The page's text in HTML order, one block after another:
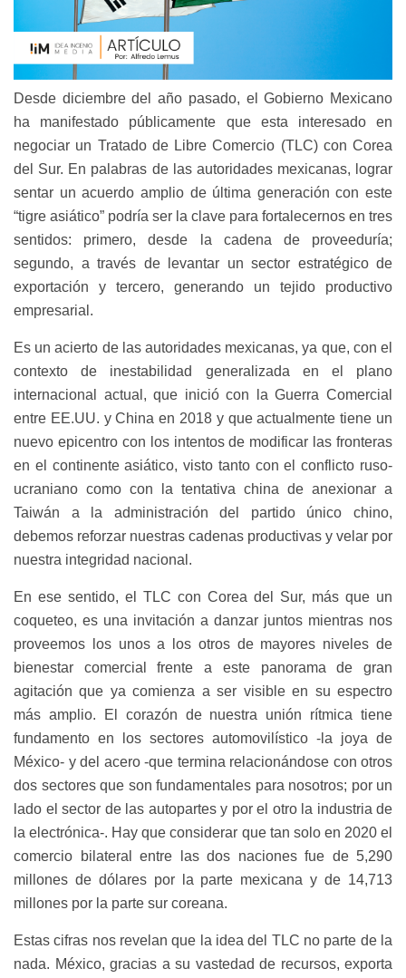
Desde diciembre del año pasado, el Gobierno Mexicano
ha manifestado públicamente que esta interesado en
negociar un Tratado de Libre Comercio (TLC) con Corea
del Sur. En palabras de las autoridades mexicanas, lograr
sentar un acuerdo amplio de última generación con este
“tigre asiático” podría ser la clave para fortalecernos en tres
sentidos: primero, desde la cadena de proveeduría;
segundo, a través de levantar un sector estratégico de
exportación y tercero, generando un tejido productivo
empresarial.
Es un acierto de las autoridades mexicanas, ya que, con el
contexto de inestabilidad generalizada en el plano
internacional actual, que inició con la Guerra Comercial
entre EE.UU. y China en 2018 y que actualmente tiene un
nuevo epicentro con los intentos de modificar las fronteras
en el continente asiático, visto tanto con el conflicto ruso-
ucraniano como con la tentativa china de anexionar a
Taiwán a la administración del partido único chino,
debemos reforzar nuestras cadenas productivas y velar por
nuestra integridad nacional.
En ese sentido, el TLC con Corea del Sur, más que un
coqueteo, es una invitación a danzar juntos mientras nos
proveemos los unos a los otros de mayores niveles de
bienestar comercial frente a este panorama de gran
agitación que ya comienza a ser visible en su espectro
más amplio. El corazón de nuestra unión rítmica tiene
fundamento en los sectores automovilístico -la joya de
México- y del acero -que termina relacionándose con otros
dos sectores que son fundamentales para nosotros; por un
lado el sector de las autopartes y por el otro la industria de
la electrónica-. Hay que considerar que tan solo en 2020 el
comercio bilateral entre las dos naciones fue de 5,290
millones de dólares por la parte mexicana y de 14,713
millones por la parte sur coreana.
Estas cifras nos revelan que la idea del TLC no parte de la
nada. México, gracias a su vastedad de recursos, exporta